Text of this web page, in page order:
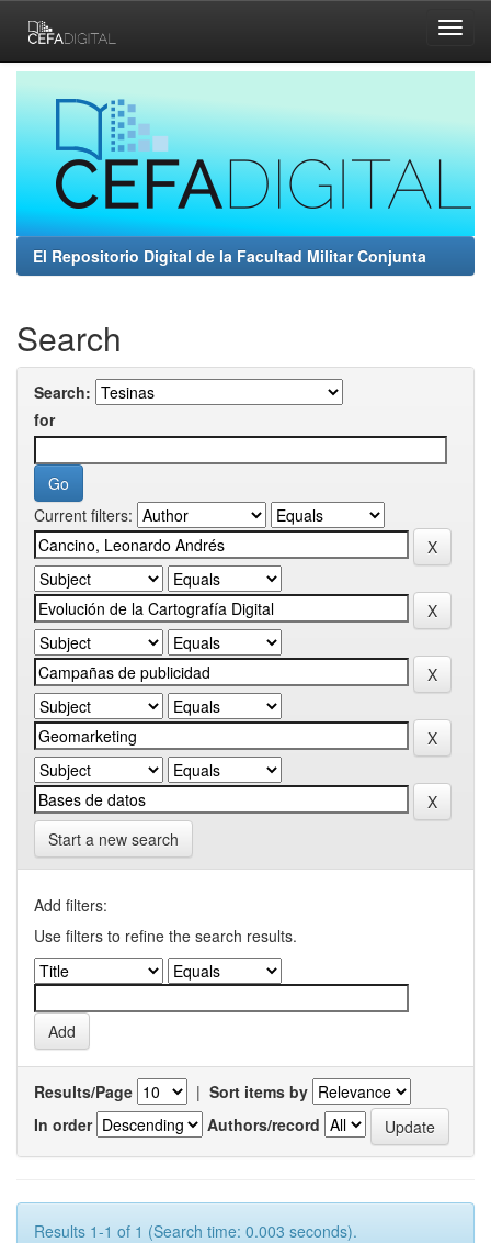
navigation
El Repositorio Digital de la Facultad Militar Conjunta
Search
Search:
for
Current filters:
Start a new search
Add filters:
Use filters to refine the search results.
Results/Page | Sort items by
In order
Authors/record
Results 1-1 of 1 (Search time: 0.003 seconds).